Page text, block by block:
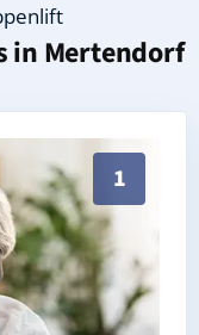
in Mertendorf
1
in Mertendorf